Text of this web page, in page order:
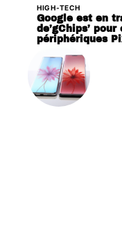
HIGH-TECH
Google est en
de’gChips’
périphériques